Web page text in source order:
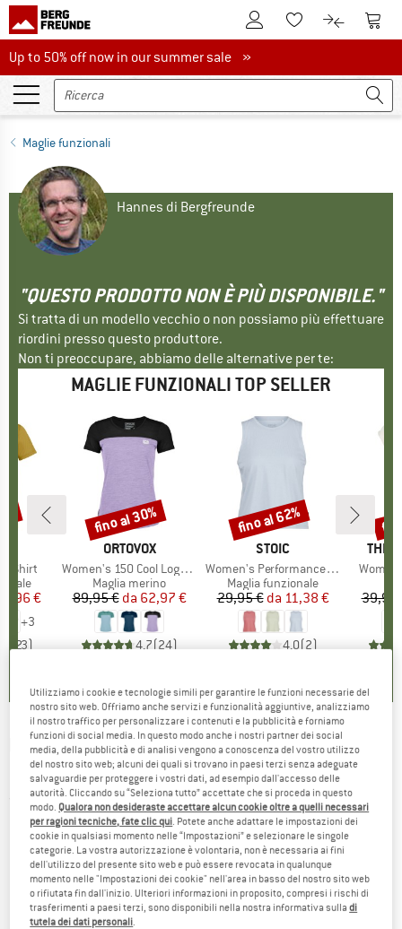
Al conto clienteAlla lista
Al Al
Up to 50% off now in our summer sale
Up to 50% off now in our summer sale »
Maglie funzionali
Hannes di Bergfreunde
"QUESTO PRODOTTO NON È PIÙ DISPONIBILE."
Si tratta di un modello vecchio o non possiamo più effettuare
riordini presso questo produttore.
Non ti preoccupare, abbiamo delle alternative per te:
MAGLIE FUNZIONALI TOP SELLER
T-Shirt
ridotto
€
+3
( 23)
MARCHIO
ORTOVOX
Articolo
Women's 150 Cool Logo T-Shirt
Gruppo di prodotti
Maglia merino
Prezzo
89,95 € Prezzo ridotto
da 62,97 €
4,7(24)
Sconto
fino al 30%
MARCHIO
STOIC
Articolo
Women's PerformanceMerino BorgholmSt. Tank
Gruppo di prodotti
Maglia funzionale
Prezzo
29,95 € Prezzo ridotto
da 11,38 €
4,0(2)
Sconto
fino al 62%
THE
Articolo
39,95
MARTINI -Women's Fullforce Halfzip Shirt -
Maglia funzionale
(0)
Utilizziamo i cookie e tecnologie simili per garantire le funzioni necessarie del
nostro sito web. Offriamo anche servizi e funzionalità aggiuntive, analizziamo
il nostro traffico per personalizzare i contenuti e la pubblicità e forniamo
funzioni di social media. In questo modo anche i nostri partner dei social
media, della pubblicità e di analisi vengono a conoscenza del vostro utilizzo
del nostro sito web; alcuni dei quali si trovano in paesi terzi senza adeguate
salvaguardie per proteggere i vostri dati, ad esempio dall'accesso delle
autorità. Cliccando su “Seleziona tutto” accettate che si proceda in questo
modo. Qualora non desideraste accettare alcun cookie oltre a quelli necessari
per ragioni tecniche, fate clic qui. Potete anche adattare le impostazioni dei
cookie in qualsiasi momento nelle “Impostazioni” e selezionare le singole
categorie. La vostra autorizzazione è volontaria, non è necessaria ai fini
dell'utilizzo del presente sito web e può essere revocata in qualunque
momento nelle "Impostazioni dei cookie" nell'area in basso del nostro sito web
o rifiutata fin dall'inizio. Ulteriori informazioni in proposito, compresi i rischi di
trasferimenti a paesi terzi, sono disponibili nella nostra informativa sulladi
tutela dei dati personali.